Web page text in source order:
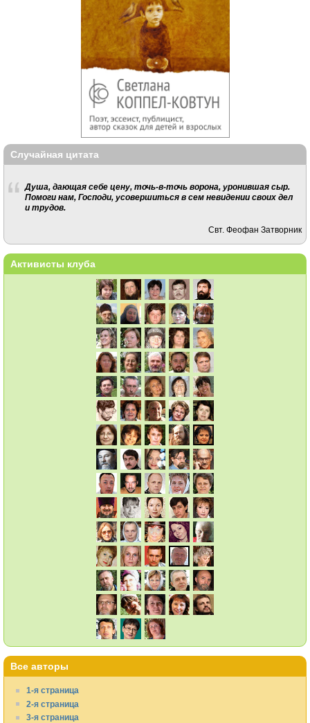
Случайная цитата
Душа, дающая себе цену, точь-в-точь ворона, уронившая сыр.
Помоги нам, Господи, усовершиться в сем невидении своих дел
и трудов.
Свт. Феофан Затворник
Активисты клуба
Все авторы
1-я страница
2-я страница
3-я страница